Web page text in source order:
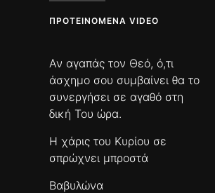
ΠΡΟΤΕΙΝΌΜΕΝΑ VIDEO
Αν αγαπάς τον Θεό, ό,τι
άσχημο σου συμβαίνει θα το
συνεργήσει σε αγαθό στη
δική Του ώρα.
Η χάρις του Κυρίου σε
σπρώχνει μπροστά
Βαβυλώνα